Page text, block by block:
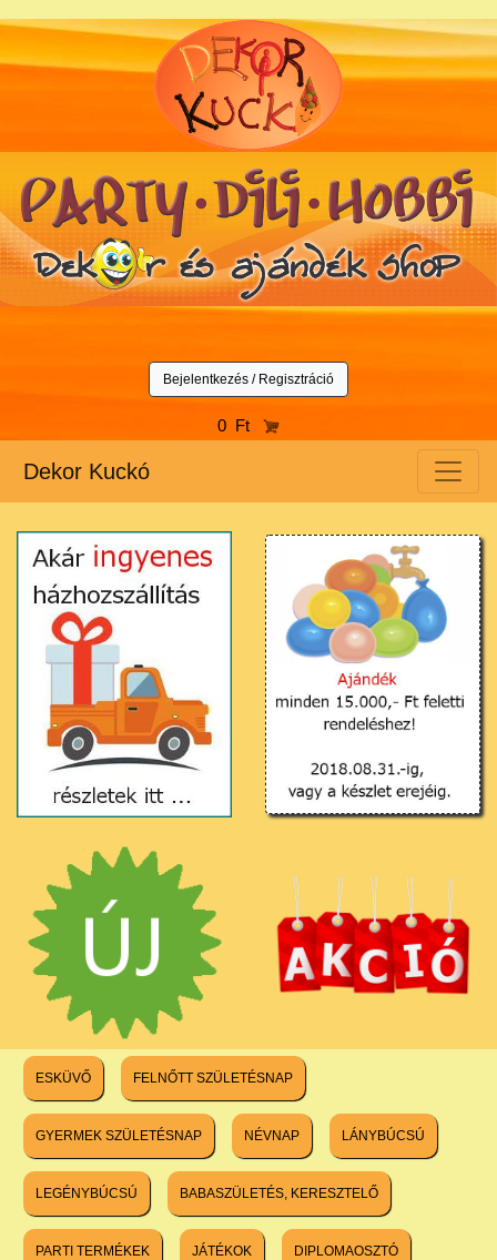
Bejelentkezés / Regisztráció
0 Ft
Dekor Kuckó
ESKÜVŐ FELNŐTT SZÜLETÉSNAP
GYERMEK SZÜLETÉSNAP NÉVNAP LÁNYBÚCSÚ
LEGÉNYBÚCSÚ BABASZÜLETÉS, KERESZTELŐ
PARTI TERMÉKEK JÁTÉKOK DIPLOMAOSZTÓ